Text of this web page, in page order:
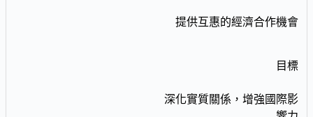
提供互惠的經濟合作機會
目標
深化實質關係，增強國際影